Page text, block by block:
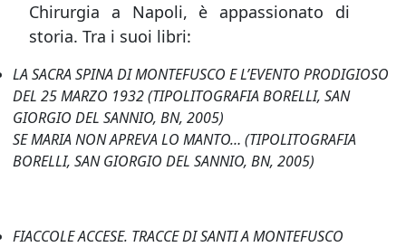
Chirurgia a Napoli, è appassionato di
storia. Tra i suoi libri:
LA SACRA SPINA DI MONTEFUSCO E L’EVENTO PRODIGIOSO
DEL 25 MARZO 1932 (TIPOLITOGRAFIA BORELLI, SAN
GIORGIO DEL SANNIO, BN, 2005)
SE MARIA NON APREVA LO MANTO… (TIPOLITOGRAFIA
BORELLI, SAN GIORGIO DEL SANNIO, BN, 2005)
FIACCOLE ACCESE. TRACCE DI SANTI A MONTEFUSCO